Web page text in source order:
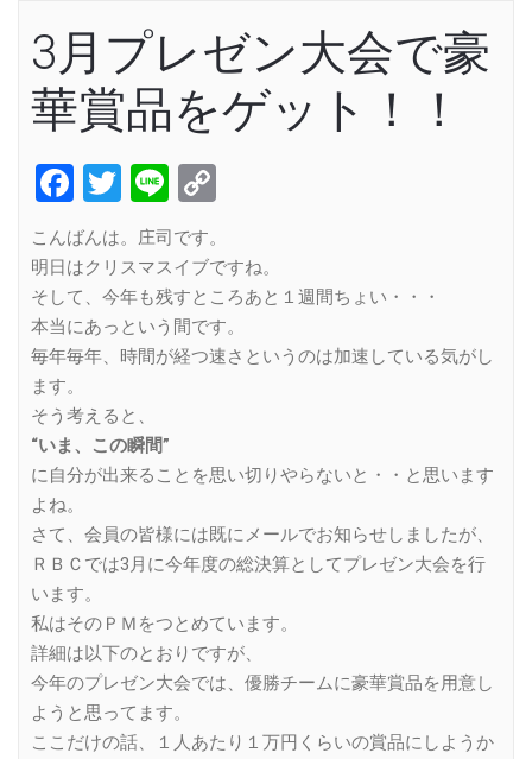
3月プレゼン大会で豪
華賞品をゲット！！
Facebook
Twitter
Line
こんばんは。庄司です。
明日はクリスマスイブですね。
そして、今年も残すところあと１週間ちょい・・・
本当にあっという間です。
毎年毎年、時間が経つ速さというのは加速している気がし
ます。
そう考えると、
“いま、この瞬間”
に自分が出来ることを思い切りやらないと・・と思います
よね。
さて、会員の皆様には既にメールでお知らせしましたが、
ＲＢＣでは3月に今年度の総決算としてプレゼン大会を行
います。
私はそのＰＭをつとめています。
詳細は以下のとおりですが、
今年のプレゼン大会では、優勝チームに豪華賞品を用意し
ようと思ってます。
ここだけの話、１人あたり１万円くらいの賞品にしようか